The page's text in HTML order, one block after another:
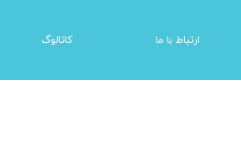
ارتباط با ما کاتالوگ